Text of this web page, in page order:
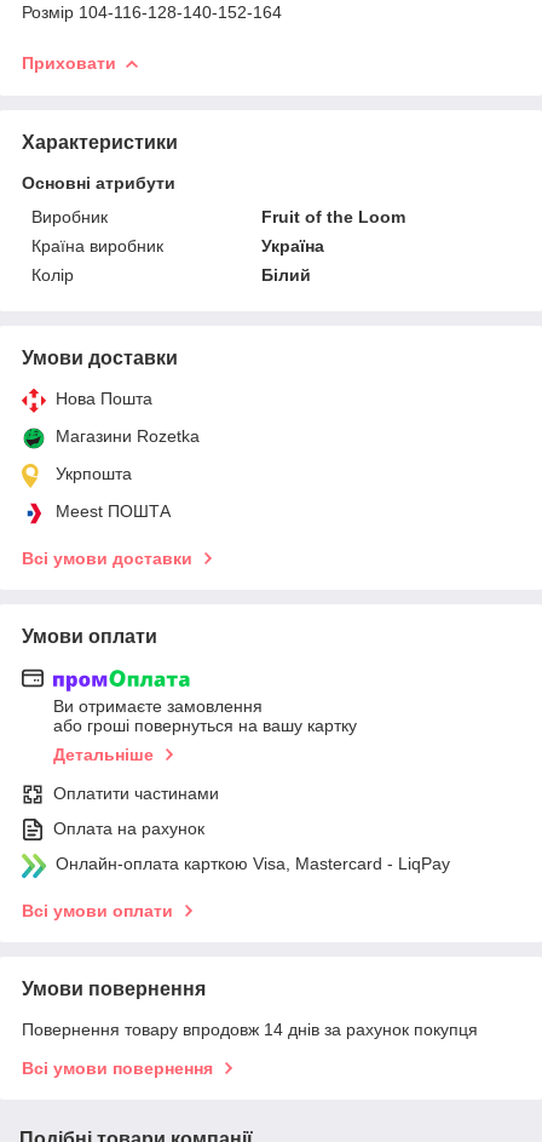
Розмір 104-116-128-140-152-164
Приховати
Характеристики
Основні атрибути
Виробник
Fruit of the Loom
Країна виробник
Україна
Колір
Білий
Умови доставки
Нова Пошта
Магазини Rozetka
Укрпошта
Meest ПОШТА
Всі умови доставки
Умови оплати
Ви отримаєте замовлення
або гроші повернуться на вашу картку
Детальніше
Оплатити частинами
Оплата на рахунок
Онлайн-оплата карткою Visa, Mastercard - LiqPay
Всі умови оплати
Умови повернення
Повернення товару впродовж 14 днів за рахунок покупця
Всі умови повернення